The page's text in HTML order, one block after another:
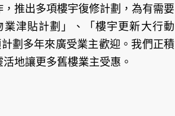
推出多項樓宇復修計劃，為有需要
津貼計劃」、「樓宇更新大行動
劃多年來廣受業主歡迎。我們正積
地讓更多舊樓業主受惠。